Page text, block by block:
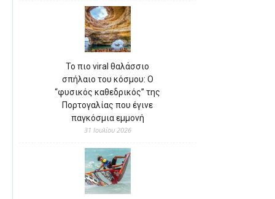
Το πιο viral θαλάσσιο
σπήλαιο του κόσμου: Ο
“φυσικός καθεδρικός” της
Πορτογαλίας που έγινε
παγκόσμια εμμονή
31 Ιουλίου 2026